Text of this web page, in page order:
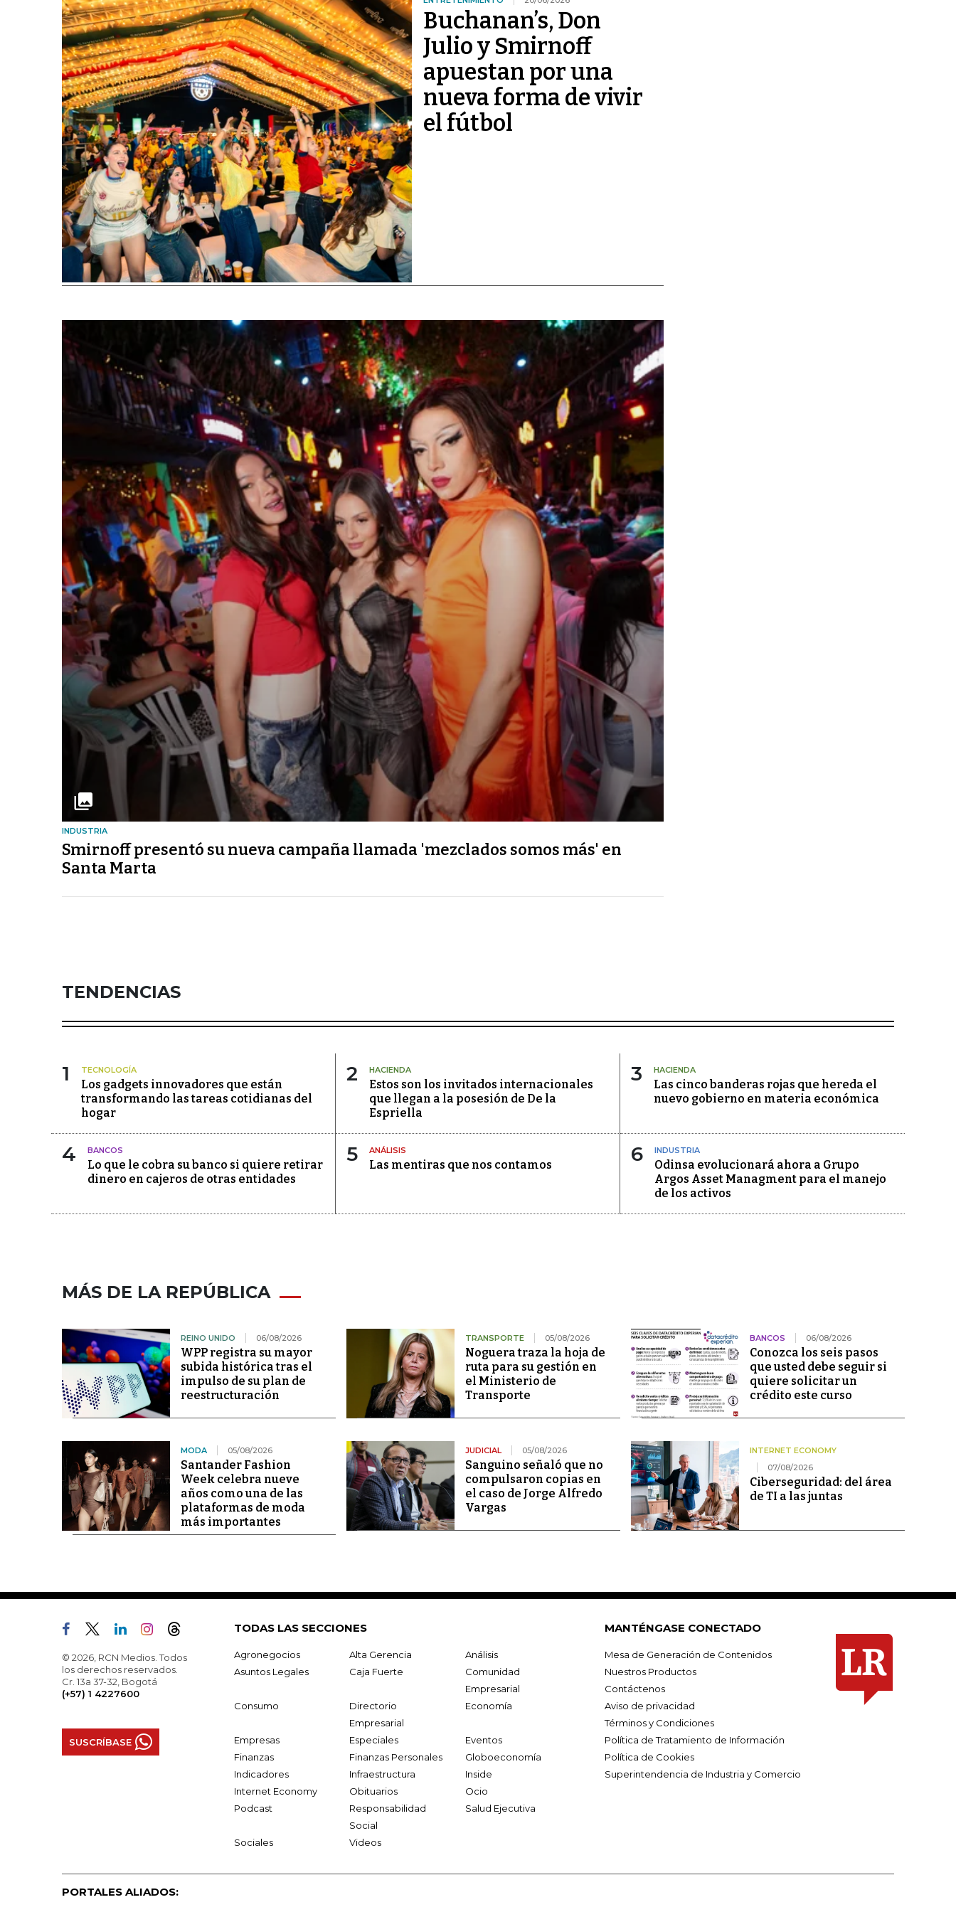
Buchanan’s, Don
Julio y Smirnoff
apuestan por una
nueva forma de vivir
el fútbol
INDUSTRIA
Smirnoff presentó su nueva campaña llamada 'mezclados somos más' en
Santa Marta
TENDENCIAS
1 TECNOLOGÍA
Los gadgets innovadores que están
transformando las tareas cotidianas del
hogar
2 HACIENDA
Estos son los invitados internacionales
que llegan a la posesión de De la
Espriella
3 HACIENDA
Las cinco banderas rojas que hereda el
nuevo gobierno en materia económica
4 BANCOS
Lo que le cobra su banco si quiere retirar
dinero en cajeros de otras entidades
5 ANÁLISIS
Las mentiras que nos contamos 6 INDUSTRIA
Odinsa evolucionará ahora a Grupo
Argos Asset Managment para el manejo
de los activos
MÁS DE LA REPÚBLICA
REINO UNIDO 06/08/2026
WPP registra su mayor
subida histórica tras el
impulso de su plan de
reestructuración
TRANSPORTE 05/08/2026
Noguera traza la hoja de
ruta para su gestión en
el Ministerio de
Transporte
BANCOS 06/08/2026
Conozca los seis pasos
que usted debe seguir si
quiere solicitar un
crédito este curso
MODA 05/08/2026
Santander Fashion
Week celebra nueve
años como una de las
plataformas de moda
más importantes
JUDICIAL 05/08/2026
Sanguino señaló que no
compulsaron copias en
el caso de Jorge Alfredo
Vargas
INTERNET ECONOMY
07/08/2026
Ciberseguridad: del área
de TI a las juntas
© 2026, RCN Medios. Todos
los derechos reservados.
Cr. 13a 37-32, Bogotá
(+57) 1 4227600
SUSCRÍBASE
TODAS LAS SECCIONES
Agronegocios Alta Gerencia
Análisis
Asuntos Legales
Caja Fuerte
Comunidad
Empresarial
Consumo
Directorio
Empresarial
Economía
Empresas Especiales
Eventos
Finanzas
Finanzas Personales
Globoeconomía
Indicadores
Infraestructura
Inside
Internet Economy
Obituarios
Ocio
Podcast
Responsabilidad
Social
Salud Ejecutiva
Sociales Videos
MANTÉNGASE CONECTADO
Mesa de Generación de Contenidos
Nuestros Productos
Contáctenos
Aviso de privacidad
Términos y Condiciones
Política de Tratamiento de Información
Política de Cookies
Superintendencia de Industria y Comercio
PORTALES ALIADOS: